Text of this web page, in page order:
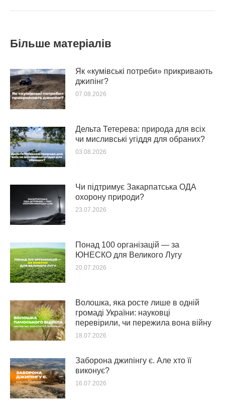
Більше матеріалів
Як «кумівські потреби» прикривають
джипінг?
07.08.2026
Дельта Тетерева: природа для всіх
чи мисливські угіддя для обраних?
03.08.2026
Чи підтримує Закарпатська ОДА
охорону природи?
23.07.2026
Понад 100 організацій — за
ЮНЕСКО для Великого Лугу
20.07.2026
Волошка, яка росте лише в одній
громаді України: науковці
перевірили, чи пережила вона війну
18.07.2026
Заборона джипінгу є. Але хто її
виконує?
16.07.2026